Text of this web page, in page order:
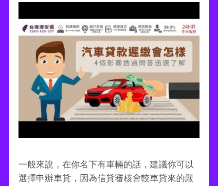
一般來說，在你名下有車輛的話，建議你可以
選擇申辦車貸，因為信貸審核會較車貸來的嚴